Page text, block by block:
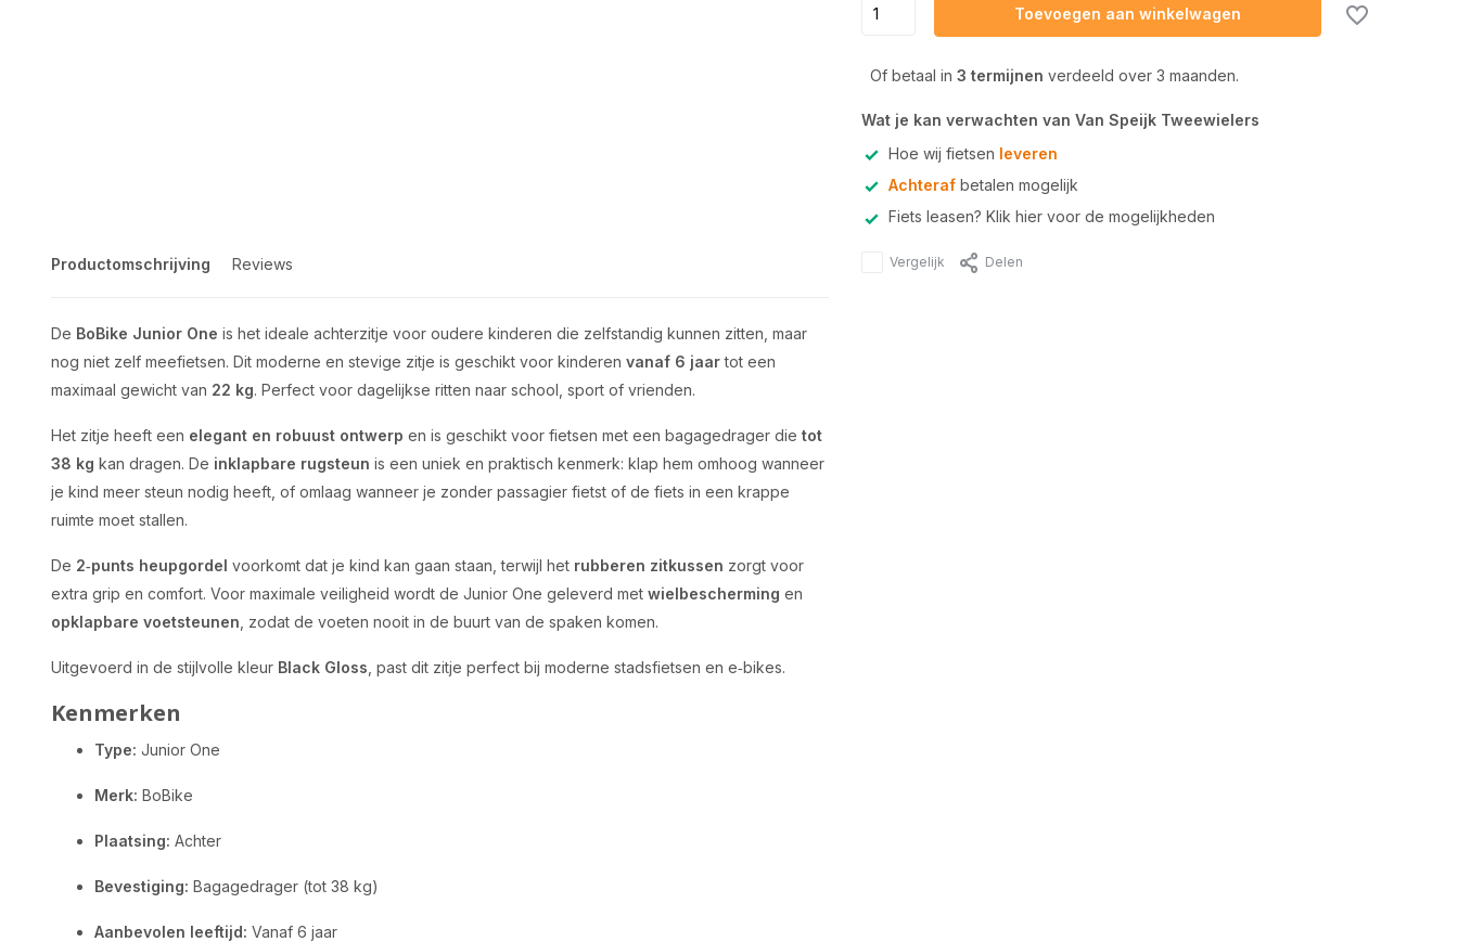
Productomschrijving Reviews
De BoBike Junior One is het ideale achterzitje voor oudere kinderen die zelfstandig kunnen zitten, maar
nog niet zelf meefietsen. Dit moderne en stevige zitje is geschikt voor kinderen vanaf 6 jaartot een
maximaal gewicht van 22 kg. Perfect voor dagelijkse ritten naar school, sport of vrienden.
Het zitje heeft een elegant en robuust ontwerp en is geschikt voor fietsen met een bagagedrager die tot
38 kg kan dragen. De inklapbare rugsteun is een uniek en praktisch kenmerk: klap hem omhoog wanneer
je kind meer steun nodig heeft, of omlaag wanneer je zonder passagier fietst of de fiets in een krappe
ruimte moet stallen.
De 2‑punts heupgordel voorkomt dat je kind kan gaan staan, terwijl het rubberen zitkussen zorgt voor
extra grip en comfort. Voor maximale veiligheid wordt de Junior One geleverd met wielbescherming en
opklapbare voetsteunen , zodat de voeten nooit in de buurt van de spaken komen.
Uitgevoerd in de stijlvolle kleur Black Gloss , past dit zitje perfect bij moderne stadsfietsen en e‑bikes.
Kenmerken
Type: Junior One
Merk: BoBike
Plaatsing: Achter
Bevestiging: Bagagedrager (tot 38 kg)
Aanbevolen leeftijd: Vanaf 6 jaar
Toevoegen aan winkelwagen
Of betaal in 3 termijnen verdeeld over 3 maanden.
Wat je kan verwachten van Van Speijk Tweewielers
Hoe wij fietsen leveren
Achterafbetalen mogelijk
Fiets leasen? Klik hier voor de mogelijkheden
Vergelijk Delen